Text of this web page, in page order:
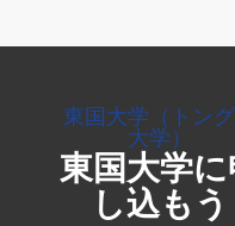
東国大学（トン
大学）
東国大学に
し込もう